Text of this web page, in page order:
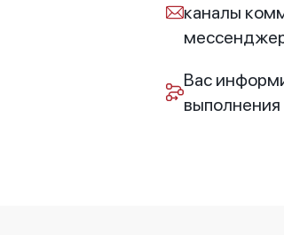
каналы
Вас
выполнения